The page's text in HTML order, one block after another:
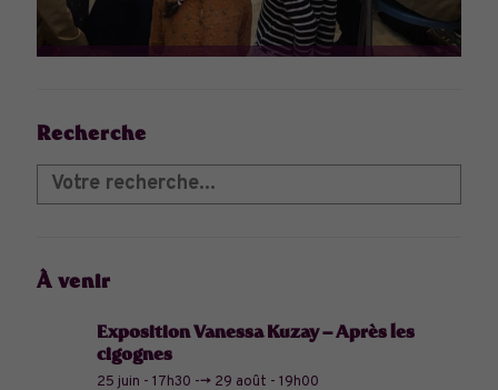
Recherche
À venir
Exposition Vanessa Kuzay – Après les
cigognes
25 juin - 17h30 --> 29 août - 19h00